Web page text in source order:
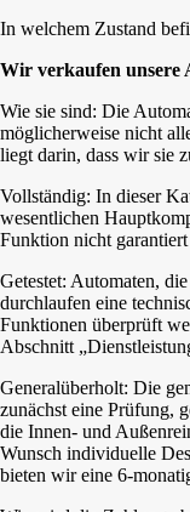
In welchem Zustand
Wir verkaufen unsere
Wie sie sind: Die
möglicherweise nicht
liegt darin, dass wir sie
Vollständig: In dieser
wesentlichen
Funktion nicht
Getestet: Automaten,
durchlaufen eine
Funktionen überprüft
Abschnitt
Generalüberholt: Die
zunächst eine Prüfung,
die Innen- und
Wunsch individuelle
bieten wir eine 6-